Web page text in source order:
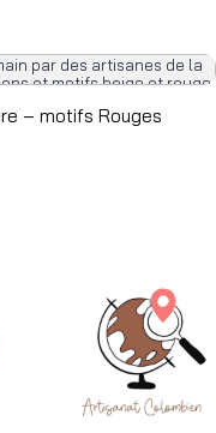
– motifs Rouges